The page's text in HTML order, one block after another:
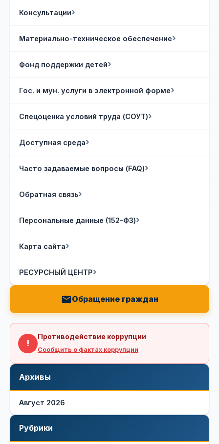
Консультации
Материально-техническое обеспечение
Фонд поддержки детей
Гос. и мун. услуги в электронной форме
Спецоценка условий труда (СОУТ)
Доступная среда
Часто задаваемые вопросы (FAQ)
Обратная связь
Персональные данные (152-ФЗ)
Карта сайта
РЕСУРСНЫЙ ЦЕНТР
Обращение граждан
!
Противодействие коррупции
Сообщить о фактах коррупции
Архивы
Август 2026
Рубрики